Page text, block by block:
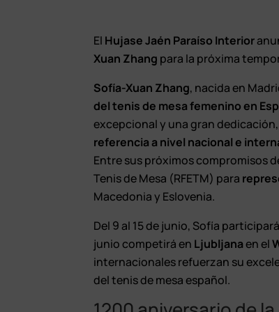
El Hujase Jaén Paraíso Interior
Xuan Zhang para la próxima
Sofía-Xuan Zhang, nacida en
del tenis de mesa femenino en
excepcional y una gran
referencia a nivel nacional e
Entre sus próximos compromisos
Tenis de Mesa (RFETM) para
Macedonia y Eslovenia.
Del 9 al 15 de junio, Sofía
junio competirá en Ljubljanaen el
internacionales refuerzan su
del tenis de mesa español.